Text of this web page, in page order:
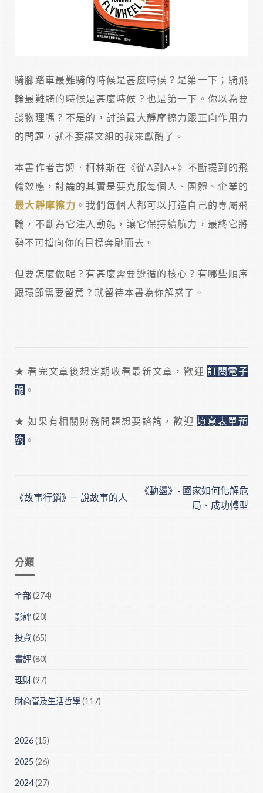
騎腳踏車最難騎的時候是甚麼時候？是第一下；騎飛
輪最難騎的時候是甚麼時候？也是第一下。你以為要
談物理嗎？不是的，討論最大靜摩擦力跟正向作用力
的問題，就不要讓文組的我來獻醜了。
本書作者吉姆．柯林斯在《從A到A+》不斷提到的飛
輪效應，討論的其實是要克服每個人、團體、企業的
最大靜摩擦力 。我們每個人都可以打造自己的專屬飛
輪，不斷為它注入動能，讓它保持續航力，最終它將
勢不可擋向你的目標奔馳而去。
但要怎麼做呢？有甚麼需要遵循的核心？有哪些順序
跟環節需要留意？就留待本書為你解惑了。
★ 看完文章後想定期收看最新文章，歡迎 訂閱電子
報 。
★ 如果有相關財務問題想要諮詢，歡迎填寫表單預
約 。
《故事行銷》－說故事的人
《動盪》- 國家如何化解危
局、成功轉型
分類
全部(274)
影評(20)
投資(65)
書評(80)
理財(97)
財商管及生活哲學(117)
2026(15)
2025 (26)
2024(27)